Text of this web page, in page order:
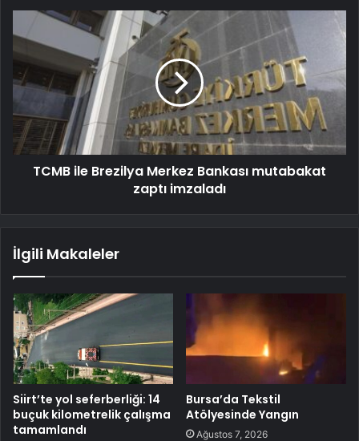
TCMB ile Brezilya Merkez Bankası mutabakat
zaptı imzaladı
İlgili Makaleler
Siirt’te yol seferberliği: 14
buçuk kilometrelik çalışma
tamamlandı
Bursa’da Tekstil
Atölyesinde Yangın
Ağustos 7, 2026